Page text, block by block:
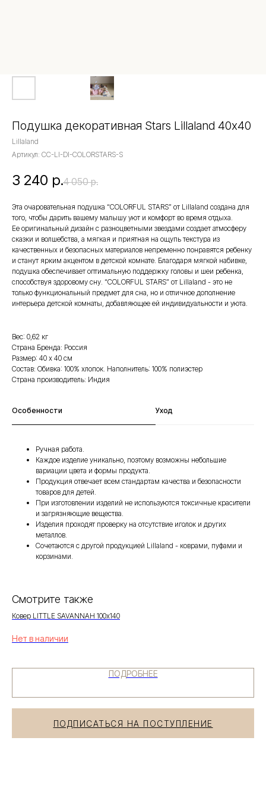
Подушка декоративная Stars Lillaland 40х40
Lillaland
Артикул: CC-LI-DI-COLORSTARS-S
3 240 р.4 050 р.
Эта очаровательная подушка “COLORFUL STARS” от Lillaland создана для
того, чтобы дарить вашему малышу уют и комфорт во время отдыха.
Ее оригинальный дизайн с разноцветными звездами создает атмосферу
сказки и волшебства, а мягкая и приятная на ощупь текстура из
качественных и безопасных материалов непременно понравятся ребенку
и станут ярким акцентом в детской комнате. Благодаря мягкой набивке,
подушка обеспечивает оптимальную поддержку головы и шеи ребенка,
способствуя здоровому сну. “COLORFUL STARS” от Lillaland - это не
только функциональный предмет для сна, но и отличное дополнение
интерьера детской комнаты, добавляющее ей индивидуальности и уюта.
Вес: 0,62 кг
Страна Бренда: Россия
Размер: 40 х 40 см
Состав: Обивка: 100% хлопок. Наполнитель: 100% полиэстер
Страна производитель: Индия
Особенности Уход
Ручная работа.
Каждое изделие уникально, поэтому возможны небольшие
вариации цвета и формы продукта.
Продукция отвечает всем стандартам качества и безопасности
товаров для детей.
При изготовлении изделий не используются токсичные красители
и загрязняющие вещества.
Изделия проходят проверку на отсутствие иголок и других
металлов.
Сочетаются с другой продукцией Lillaland - коврами, пуфами и
корзинами.
Смотрите также
Ковер LITTLE SAVANNAH 100х140
Нет в наличии
ПОДРОБНЕЕ
ПОДПИСАТЬСЯ НА ПОСТУПЛЕНИЕ